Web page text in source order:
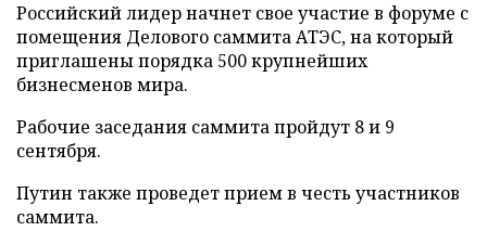
Российский лидер начнет свое участие в форуме с
помещения Делового саммита АТЭС, на который
приглашены порядка 500 крупнейших
бизнесменов мира.
Рабочие заседания саммита пройдут 8 и 9
сентября.
Путин также проведет прием в честь участников
саммита.